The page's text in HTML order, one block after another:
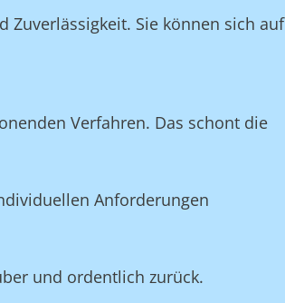
Zuverlässigkeit. Sie können sich auf
Verfahren. Das schont die
Anforderungen
und ordentlich zurück.